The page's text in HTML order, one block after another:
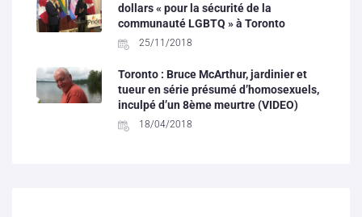
dollars « pour la sécurité de la
communauté LGBTQ » à Toronto
25/11/2018
Toronto : Bruce McArthur, jardinier et
tueur en série présumé d’homosexuels,
inculpé d’un 8ème meurtre (VIDEO)
18/04/2018